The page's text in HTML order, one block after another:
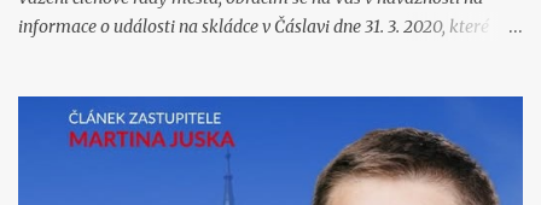
informace o události na skládce v Čáslavi dne 31. 3. 2020, které
k-vybuchu-pozaru-na.html ) a o kterých jsem Vás souhrnně
informoval na zasedání zastupitelstva 22. 6. 2026. Ze zmíněného
vyrozumění a z navazujících podkladů podle mého názoru
vyplývají další závažné otázky, které dosud nejsou veřejnosti